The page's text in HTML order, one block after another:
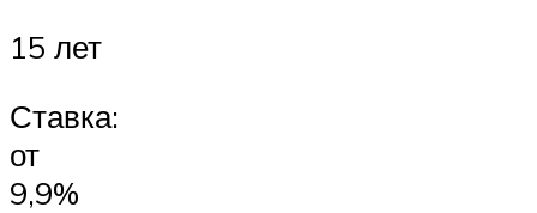
15 лет
Ставка:
от
9,9%